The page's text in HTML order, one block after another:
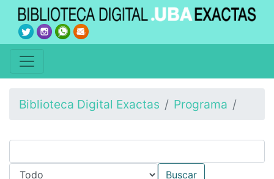
Biblioteca Digital Exactas Programa